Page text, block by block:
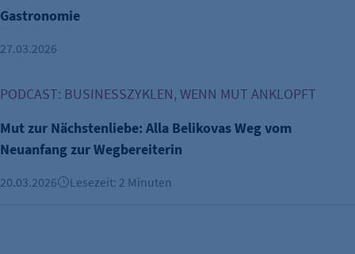
Gastronomie
27.03.2026
PODCAST: BUSINESSZYKLEN, WENN MUT ANKLOPFT
Mut zur Nächstenliebe: Alla Belikovas Weg vom
Neuanfang zur Wegbereiterin
20.03.2026 Lesezeit: 2 Minuten